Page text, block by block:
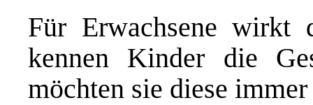
Für Erwachsene wirkt
kennen Kinder die
möchten sie diese